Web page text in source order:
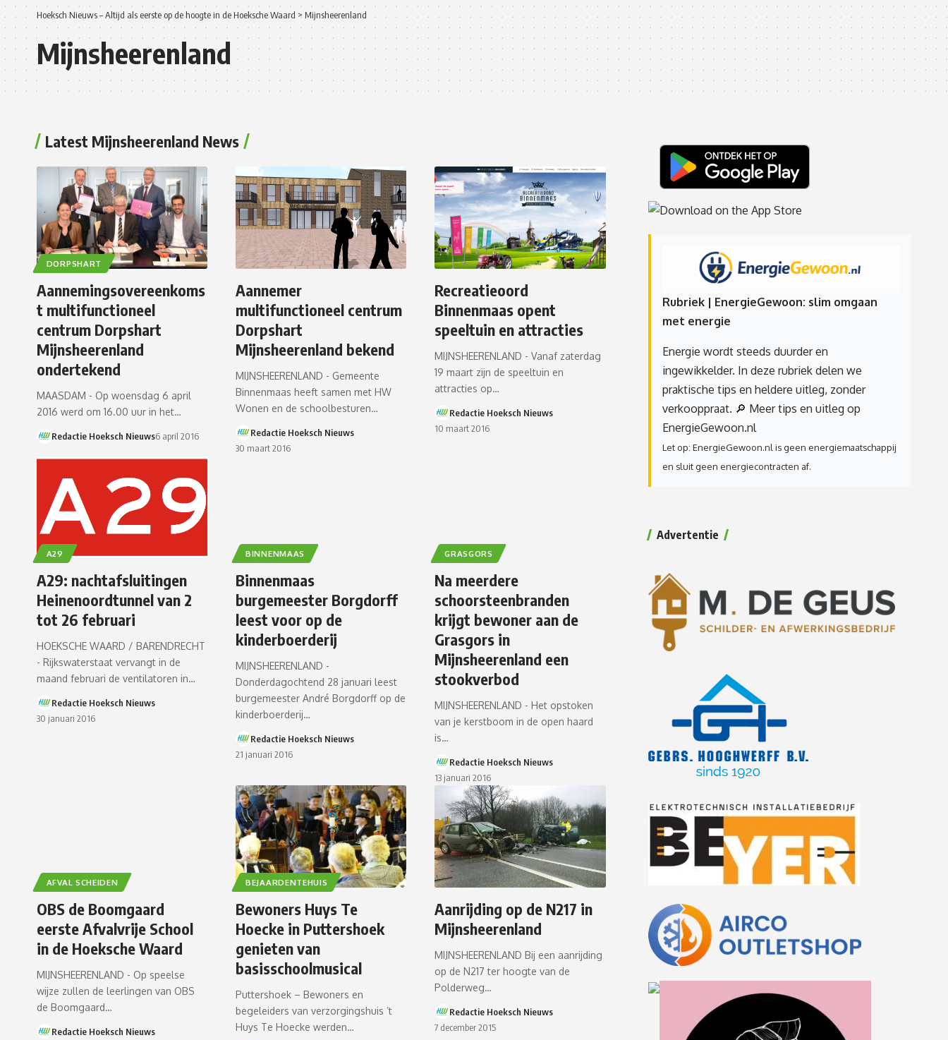
Hoeksch Nieuws – Altijd als eerste op de hoogte in de Hoeksche Waard > Mijnsheerenland
Mijnsheerenland
Latest Mijnsheerenland News
DORPSHART
Aannemingsovereenkoms
t multifunctioneel
centrum Dorpshart
Mijnsheerenland
ondertekend
MAASDAM - Op woensdag 6 april
2016 werd om 16.00 uur in het…
Redactie Hoeksch Nieuws6 april 2016
Aannemer
multifunctioneel centrum
Dorpshart
Mijnsheerenland bekend
MIJNSHEERENLAND - Gemeente
Binnenmaas heeft samen met HW
Wonen en de schoolbesturen…
Redactie Hoeksch Nieuws
30 maart 2016
Recreatieoord
Binnenmaas opent
speeltuin en attracties
MIJNSHEERENLAND - Vanaf zaterdag
19 maart zijn de speeltuin en
attracties op…
Redactie Hoeksch Nieuws
10 maart 2016
A29
A29: nachtafsluitingen
Heinenoordtunnel van 2
tot 26 februari
HOEKSCHE WAARD / BARENDRECHT
- Rijkswaterstaat vervangt in de
maand februari de ventilatoren in…
Redactie Hoeksch Nieuws
30 januari 2016
BINNENMAAS
Binnenmaas
burgemeester Borgdorff
leest voor op de
kinderboerderij
MIJNSHEERENLAND -
Donderdagochtend 28 januari leest
burgemeester André Borgdorff op de
kinderboerderij…
Redactie Hoeksch Nieuws
21 januari 2016
GRASGORS
Na meerdere
schoorsteenbranden
krijgt bewoner aan de
Grasgors in
Mijnsheerenland een
stookverbod
MIJNSHEERENLAND - Het opstoken
van je kerstboom in de open haard
is…
Redactie Hoeksch Nieuws
13 januari 2016
AFVAL SCHEIDEN
OBS de Boomgaard
eerste Afvalvrije School
in de Hoeksche Waard
MIJNSHEERENLAND - Op speelse
wijze zullen de leerlingen van OBS
de Boomgaard…
Redactie Hoeksch Nieuws
BEJAARDENTEHUIS
Bewoners Huys Te
Hoecke in Puttershoek
genieten van
basisschoolmusical
Puttershoek – Bewoners en
begeleiders van verzorgingshuis ’t
Huys Te Hoecke werden…
Aanrijding op de N217 in
Mijnsheerenland
MIJNSHEERENLAND Bij een aanrijding
op de N217 ter hoogte van de
Polderweg…
Redactie Hoeksch Nieuws
7 december 2015
Rubriek | EnergieGewoon: slim omgaan
met energie
Energie wordt steeds duurder en
ingewikkelder. In deze rubriek delen we
praktische tips en heldere uitleg, zonder
verkooppraat. 🔎 Meer tips en uitleg op
EnergieGewoon.nl
Let op: EnergieGewoon.nl is geen energiemaatschappij
en sluit geen energiecontracten af.
Advertentie